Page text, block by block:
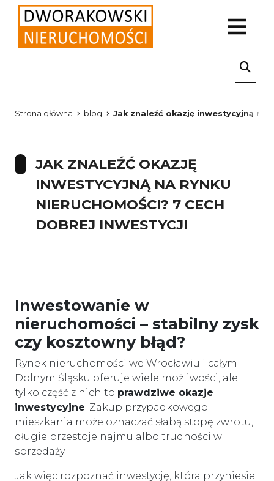
Strona główna blog Jak znaleźć okazję inwestycyjną
JAK ZNALEŹĆ OKAZJĘ
INWESTYCYJNĄ NA RYNKU
NIERUCHOMOŚCI? 7 CECH
DOBREJ INWESTYCJI
Inwestowanie w
nieruchomości – stabilny zysk
czy kosztowny błąd?
Rynek nieruchomości we Wrocławiu i całym
Dolnym Śląsku oferuje wiele możliwości, ale
tylko część z nich to prawdziwe okazje
inwestycyjne. Zakup przypadkowego
mieszkania może oznaczać słabą stopę zwrotu,
długie przestoje najmu albo trudności w
sprzedaży.
Jak więc rozpoznać inwestycję, która przyniesie